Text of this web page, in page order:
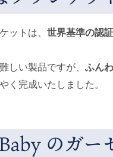
ットは、 世界基準の認
しい製品ですが、 ふん
く完成いたしました。